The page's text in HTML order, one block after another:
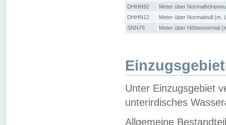
DHHN92
Meter über
DHHN12
Meter über Normalnull (m.
SNN76
Meter über Höhennormal
Unter Einzugsgebiet
unterirdisches
Allgemeine